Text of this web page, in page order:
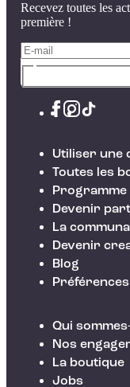
Recevez toutes les
première !
Utiliser une
Toutes les
Devenir
La
Devenir
Blog
Qui
Nos
La boutique
Jobs